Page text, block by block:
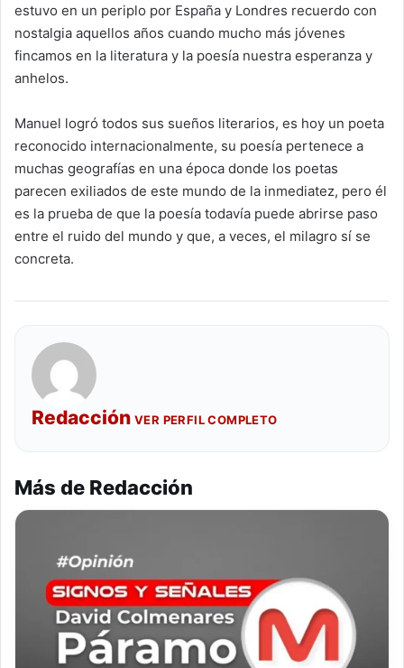
estuvo en un periplo por España y Londres recuerdo con
nostalgia aquellos años cuando mucho más jóvenes
fincamos en la literatura y la poesía nuestra esperanza y
anhelos.
Manuel logró todos sus sueños literarios, es hoy un poeta
reconocido internacionalmente, su poesía pertenece a
muchas geografías en una época donde los poetas
parecen exiliados de este mundo de la inmediatez, pero él
es la prueba de que la poesía todavía puede abrirse paso
entre el ruido del mundo y que, a veces, el milagro sí se
concreta.
Redacción VER PERFIL COMPLETO
Más de Redacción